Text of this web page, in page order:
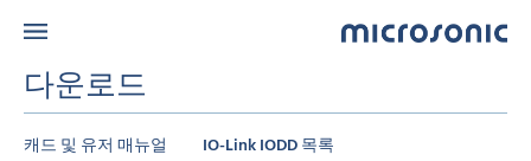
다운로드
캐드 및 유저 매뉴얼
IO-Link IODD 목록